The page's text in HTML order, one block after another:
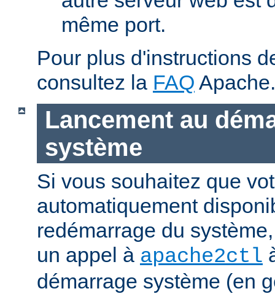
même port.
Pour plus d'instructions
consultez la FAQ Apache.
Lancement au
système
Si vous souhaitez que
automatiquement
redémarrage du
un appel à apache2ctl
démarrage système (en